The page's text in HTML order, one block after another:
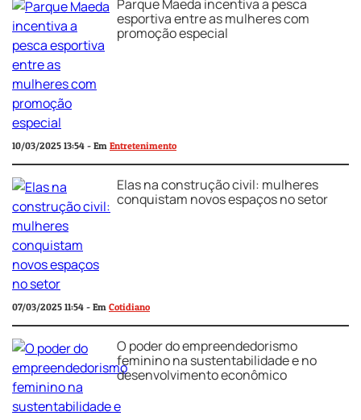
Parque Maeda incentiva a pesca
esportiva entre as mulheres com
promoção especial
10/03/2025 13:54 - Em Entretenimento
Elas na construção civil: mulheres
conquistam novos espaços no setor
07/03/2025 11:54 - Em Cotidiano
O poder do empreendedorismo
feminino na sustentabilidade e no
desenvolvimento econômico